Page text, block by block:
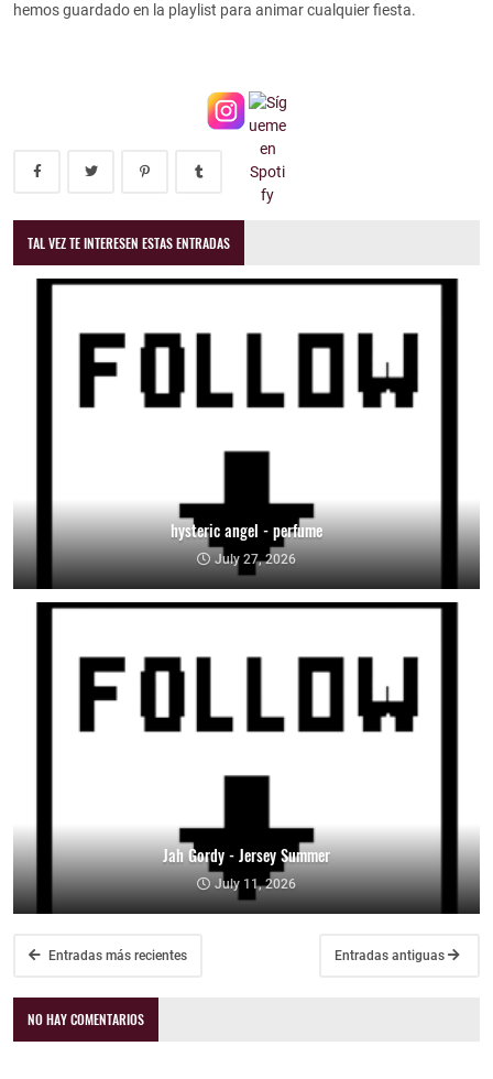
hemos guardado en la playlist para animar cualquier fiesta.
TAL VEZ TE INTERESEN ESTAS ENTRADAS
hysteric angel - perfume
July 27, 2026
Jah Gordy - Jersey Summer
July 11, 2026
Entradas más recientes Entradas antiguas
NO HAY COMENTARIOS